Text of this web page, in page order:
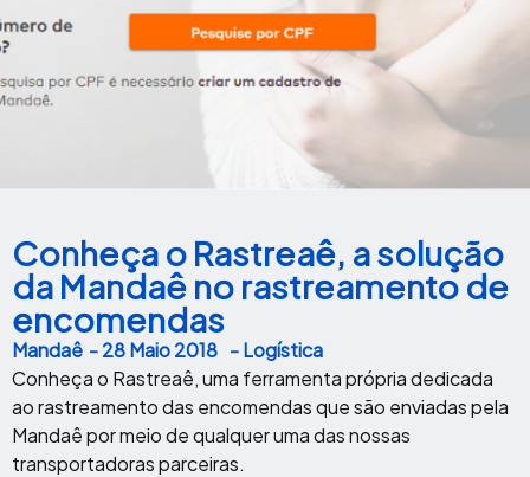
Conheça o Rastreaê, a solução
da Mandaê no rastreamento de
encomendas
Mandaê -28 Maio 2018 - Logística
Conheça o Rastreaê, uma ferramenta própria dedicada
ao rastreamento das encomendas que são enviadas pela
Mandaê por meio de qualquer uma das nossas
transportadoras parceiras.